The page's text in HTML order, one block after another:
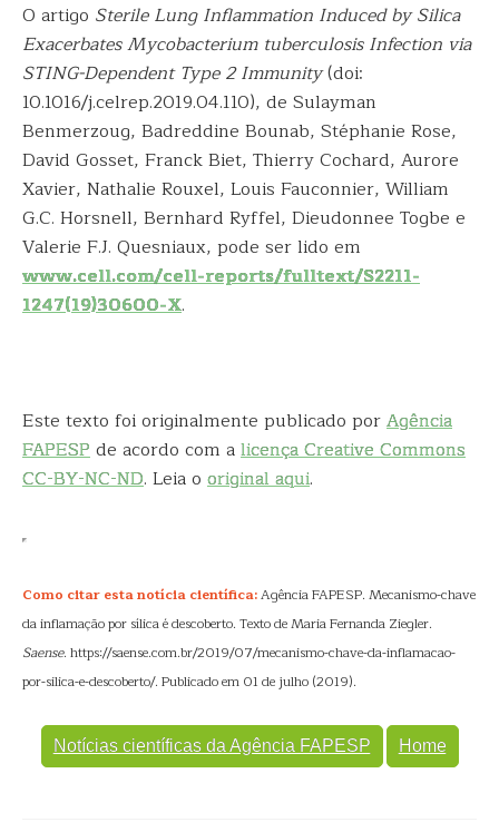
O artigo Sterile Lung Inflammation Induced by Silica
Exacerbates Mycobacterium tuberculosis Infection via
STING-Dependent Type 2 Immunity(doi:
10.1016/j.celrep.2019.04.110), de Sulayman
Benmerzoug, Badreddine Bounab, Stéphanie Rose,
David Gosset, Franck Biet, Thierry Cochard, Aurore
Xavier, Nathalie Rouxel, Louis Fauconnier, William
G.C. Horsnell, Bernhard Ryffel, Dieudonnee Togbe e
Valerie F.J. Quesniaux, pode ser lido em
www.cell.com/cell-reports/fulltext/S2211-
1247(19)30600-X.
Este texto foi originalmente publicado porAgência
FAPESPde acordo com alicença Creative Commons
CC-BY-NC-ND. Leia o original aqui.
Como citar esta notícia científica:Agência FAPESP. Mecanismo-chave
da inflamação por sílica é descoberto. Texto de Maria Fernanda Ziegler.
Saense. https://saense.com.br/2019/07/mecanismo-chave-da-inflamacao-
por-silica-e-descoberto/. Publicado em 01 de julho (2019).
Notícias científicas da Agência FAPESP Home